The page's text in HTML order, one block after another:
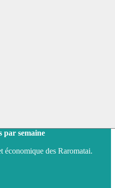
par semaine
économique des Raromatai.